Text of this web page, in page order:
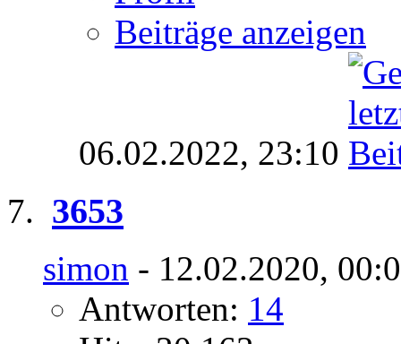
Beiträge anzeigen
06.02.2022, 23:10
3653
simon - 12.02.2020,
Antworten: 14